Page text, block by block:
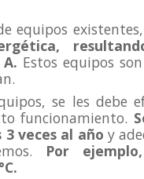
equipos existentes,
Estos equipos
se les debe
funcionamiento.
veces al año y
Por